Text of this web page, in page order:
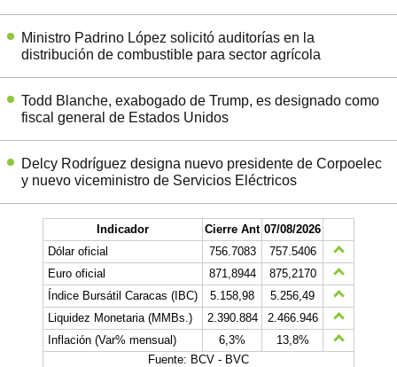
Ministro Padrino López solicitó auditorías en la
distribución de combustible para sector agrícola
Todd Blanche, exabogado de Trump, es designado como
fiscal general de Estados Unidos
Delcy Rodríguez designa nuevo presidente de Corpoelec
y nuevo viceministro de Servicios Eléctricos
Indicador Cierre Ant 07/08/2026
Dólar oficial
756.7083
757.5406
Euro oficial
871,8944
875,2170
Índice Bursátil Caracas (IBC)
5.158,98
5.256,49
Liquidez Monetaria (MMBs.)
2.390.884
2.466.946
Inflación (Var% mensual)
6,3%
13,8%
Fuente: BCV - BVC